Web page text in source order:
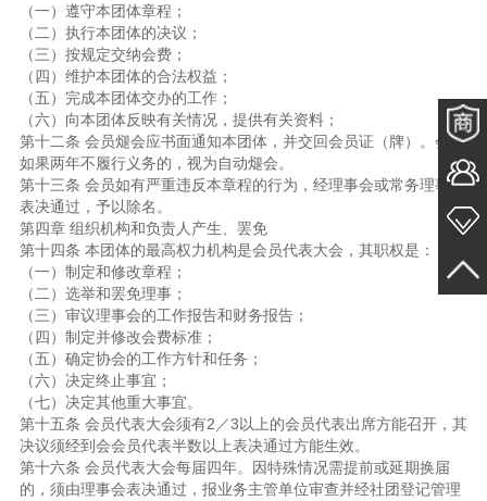
（一）遵守本团体章程；
（二）执行本团体的决议；
（三）按规定交纳会费；
（四）维护本团体的合法权益；
（五）完成本团体交办的工作；
（六）向本团体反映有关情况，提供有关资料；
第十二条 会员煺会应书面通知本团体，并交回会员证（牌）。会员
如果两年不履行义务的，视为自动煺会。
第十三条 会员如有严重违反本章程的行为，经理事会或常务理事会
表决通过，予以除名。
第四章 组织机构和负责人产生、罢免
第十四条 本团体的最高权力机构是会员代表大会，其职权是：
（一）制定和修改章程；
（二）选举和罢免理事；
（三）审议理事会的工作报告和财务报告；
（四）制定并修改会费标准；
（五）确定协会的工作方针和任务；
（六）决定终止事宜；
（七）决定其他重大事宜。
第十五条 会员代表大会须有2／3以上的会员代表出席方能召开，其
决议须经到会会员代表半数以上表决通过方能生效。
第十六条 会员代表大会每届四年。因特殊情况需提前或延期换届
的，须由理事会表决通过，报业务主管单位审查并经社团登记管理